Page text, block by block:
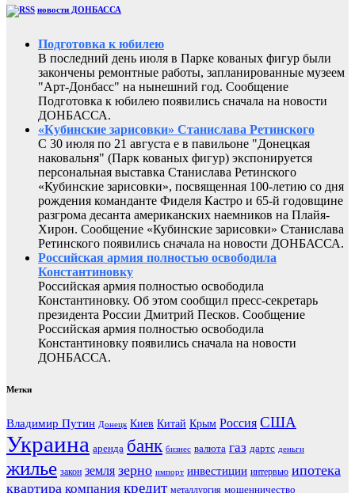
новости ДОНБАССА
Подготовка к юбилею
В последний день июля в Парке кованых фигур были
закончены ремонтные работы, запланированные музеем
"Арт-Донбасс" на нынешний год. Сообщение
Подготовка к юбилею появились сначала на новости
ДОНБАССА.
«Кубинские зарисовки» Станислава Ретинского
С 30 июля по 21 августа е в павильоне "Донецкая
наковальня" (Парк кованых фигур) экспонируется
персональная выставка Станислава Ретинского
«Кубинские зарисовки», посвященная 100-летию со дня
рождения команданте Фиделя Кастро и 65-й годовщине
разгрома десанта американских наемников на Плайя-
Хирон. Сообщение «Кубинские зарисовки» Станислава
Ретинского появились сначала на новости ДОНБАССА.
Российская армия полностью освободила
Константиновку
Российская армия полностью освободила
Константиновку. Об этом сообщил пресс-секретарь
президента России Дмитрий Песков. Сообщение
Российская армия полностью освободила
Константиновку появились сначала на новости
ДОНБАССА.
Метки
Владимир Путин Донецк Киев Китай Крым Россия США
Украина аренда банк бизнес валюта газ дартс деньги
жилье закон земля зерно импорт инвестиции интервью ипотека
квартира компания кредит металлургия мошенничество